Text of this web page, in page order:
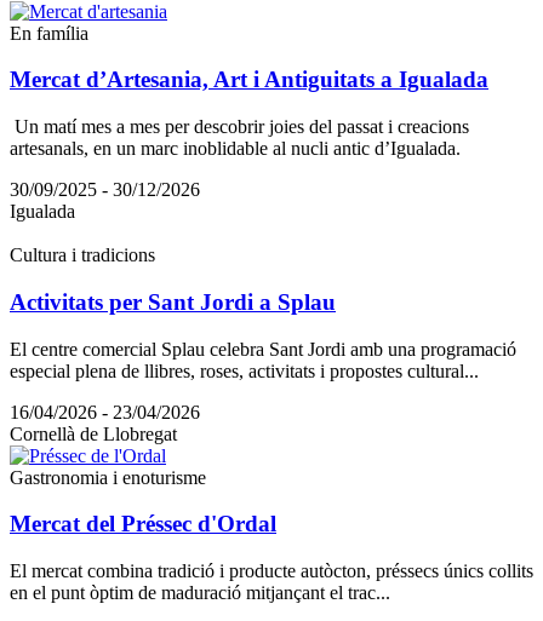
En família
Mercat d’Artesania, Art i Antiguitats a Igualada
Un matí mes a mes per descobrir joies del passat i creacions
artesanals, en un marc inoblidable al nucli antic d’Igualada.
30/09/2025 - 30/12/2026
Igualada
Cultura i tradicions
Activitats per Sant Jordi a Splau
El centre comercial Splau celebra Sant Jordi amb una programació
especial plena de llibres, roses, activitats i propostes cultural...
16/04/2026 - 23/04/2026
Cornellà de Llobregat
Gastronomia i enoturisme
Mercat del Préssec d'Ordal
El mercat combina tradició i producte autòcton, préssecs únics collits
en el punt òptim de maduració mitjançant el trac...